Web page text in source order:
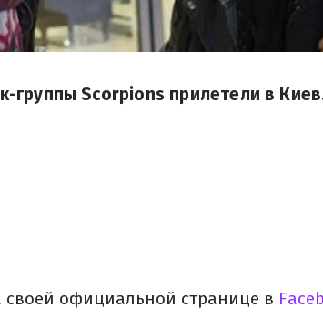
группы Scorpions прилетели в
официальной странице в